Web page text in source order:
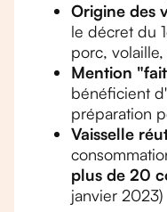
Origine des
le décret du
porc,
Mention
bénéficient
préparation
Vaisselle
plus de 20
janvier 2023)